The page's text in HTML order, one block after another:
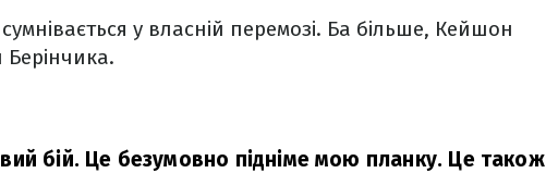
у власній перемозі. Ба більше, Кейшон
бій. Це безумовно підніме мою планку. Це також